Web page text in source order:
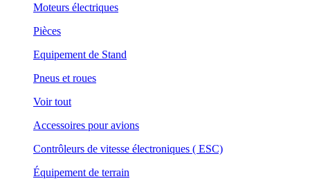
Moteurs électriques
Pièces
Equipement de Stand
Pneus et roues
Voir tout
Accessoires pour avions
Contrôleurs de vitesse électroniques ( ESC)
Équipement de terrain